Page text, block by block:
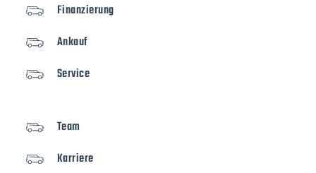
Finanzierung
Ankauf
Service
Team
Karriere